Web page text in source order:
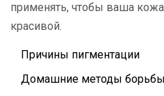
применять, чтобы ваша
красивой.
Причины пигментации
Домашние методы борьбы